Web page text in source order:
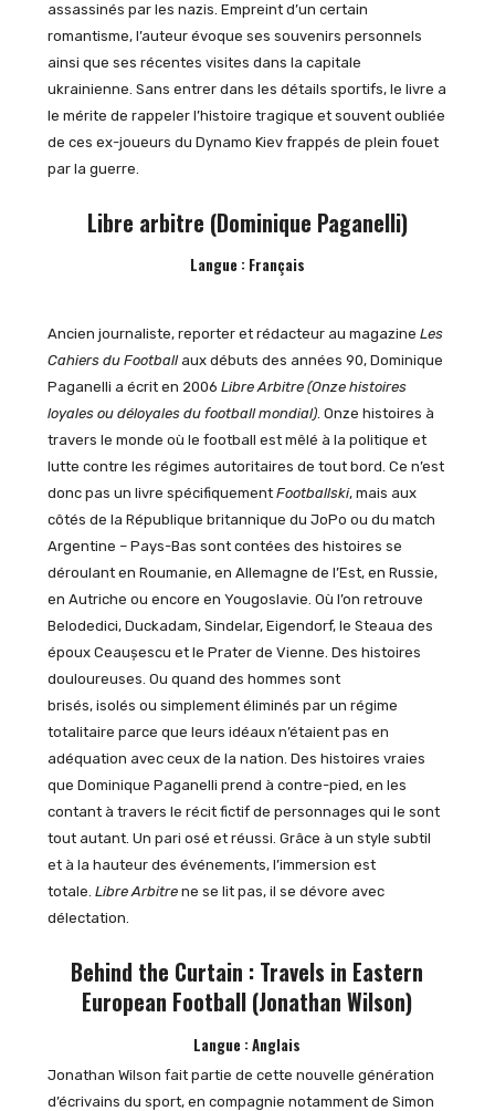
assassinés par les nazis. Empreint d’un certain
romantisme, l’auteur évoque ses souvenirs personnels
ainsi que ses récentes visites dans la capitale
ukrainienne. Sans entrer dans les détails sportifs, le livre a
le mérite de rappeler l’histoire tragique et souvent oubliée
de ces ex-joueurs du Dynamo Kiev frappés de plein fouet
par la guerre.
Libre arbitre (Dominique Paganelli)
Langue : Français
Ancien journaliste, reporter et rédacteur au magazine Les
Cahiers du Footballaux débuts des années 90, Dominique
Paganelli a écrit en 2006 Libre Arbitre (Onze histoires
loyales ou déloyales du football mondial). Onze histoires à
travers le monde où le football est mêlé à la politique et
lutte contre les régimes autoritaires de tout bord. Ce n’est
donc pas un livre spécifiquement Footballski, mais aux
côtés de la République britannique du JoPo ou du match
Argentine – Pays-Bas sont contées des histoires se
déroulant en Roumanie, en Allemagne de l’Est, en Russie,
en Autriche ou encore en Yougoslavie. Où l’on retrouve
Belodedici, Duckadam, Sindelar, Eigendorf, le Steaua des
époux Ceaușescu et le Prater de Vienne. Des histoires
douloureuses. Ou quand des hommes sont
brisés, isolés ou simplement éliminés par un régime
totalitaire parce que leurs idéaux n’étaient pas en
adéquation avec ceux de la nation. Des histoires vraies
que Dominique Paganelli prend à contre-pied, en les
contant à travers le récit fictif de personnages qui le sont
tout autant. Un pari osé et réussi. Grâce à un style subtil
et à la hauteur des événements, l’immersion est
totale. Libre Arbitrene se lit pas, il se dévore avec
délectation.
Behind the Curtain : Travels in Eastern
European Football (Jonathan Wilson)
Langue : Anglais
Jonathan Wilson fait partie de cette nouvelle génération
d’écrivains du sport, en compagnie notamment de Simon